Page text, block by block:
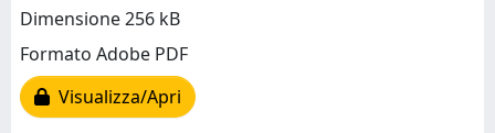
Dimensione 256 kB
Formato Adobe PDF
Visualizza/Apri